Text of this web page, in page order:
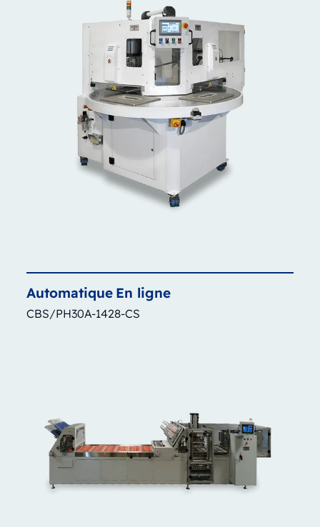
Automatique En ligne
CBS/PH30A-1428-CS